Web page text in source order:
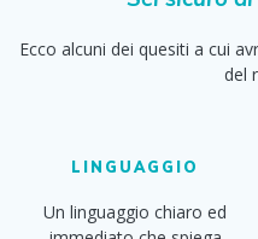
Ecco alcuni dei quesiti a cui
del
LINGUAGGIO
Un linguaggio chiaro ed